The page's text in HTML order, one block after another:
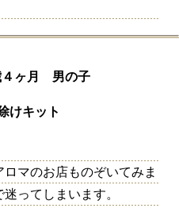
ヶ月 男の子
けキット
マのお店ものぞいてみま
ってしまいます。